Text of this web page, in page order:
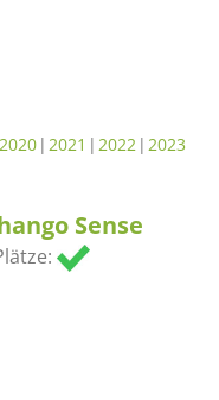
2020 2021 2022 2023
Sense